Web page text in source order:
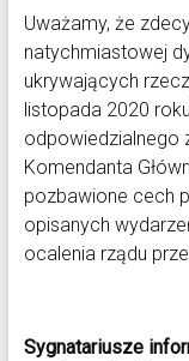
Uważamy, że
natychmiastowej
ukrywających
listopada 2020
odpowiedzialnego
Komendanta
pozbawione cech
opisanych
ocalenia rządu
Sygnatariusze